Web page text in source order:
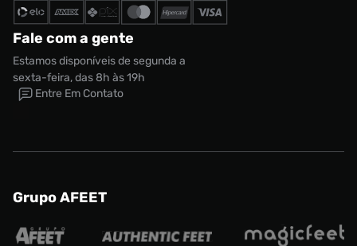
Fale com a gente
Estamos disponíveis de segunda a
sexta-feira, das 8h às 19h
Entre Em Contato
Grupo AFEET